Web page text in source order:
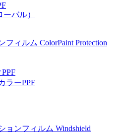
バル）
ィルム ColorPaint Protection
ラーPPF
ョンフィルム Windshield